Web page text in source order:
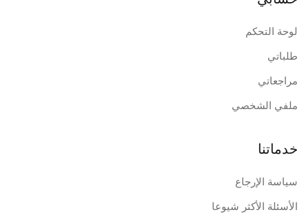
لوحة التحكم
طلباتي
مراجعاتي
ملفي الشخصي
خدماتنا
سياسة الإرجاع
الأسئلة الأكثر شيوعا